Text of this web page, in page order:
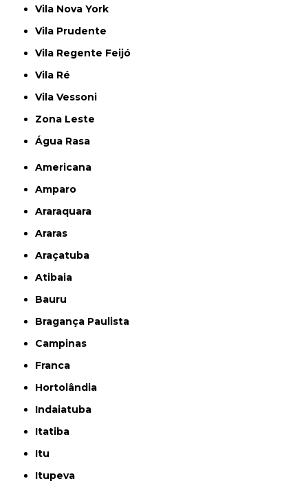
Vila Nova York
Vila Prudente
Vila Regente Feijó
Vila Ré
Vila Vessoni
Zona Leste
Água Rasa
Americana
Amparo
Araraquara
Araras
Araçatuba
Atibaia
Bauru
Bragança Paulista
Campinas
Franca
Hortolândia
Indaiatuba
Itatiba
Itu
Itupeva